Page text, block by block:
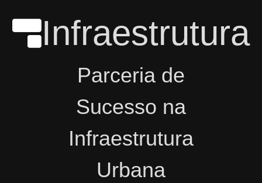
Infraestrutura
Parceria de
Sucesso na
Infraestrutura
Urbana